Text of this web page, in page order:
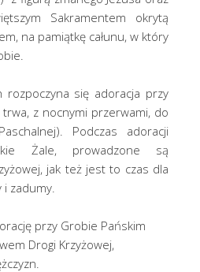
Sakramentem okrytą
na pamiątkę całunu, w który
rozpoczyna się adoracja przy
z nocnymi przerwami, do
Podczas adoracji
Żale, prowadzone są
jak też jest to czas dla
zadumy.
przy Grobie Pańskim
Drogi Krzyżowej,